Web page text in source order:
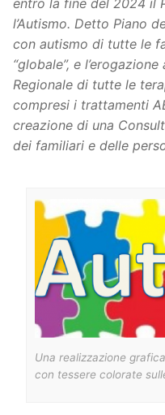
entro la fine del 2024 il
l’Autismo. Detto Piano
con autismo di tutte le
“globale”, e
Regionale di tutte le
compresi i trattamenti
creazione di una
dei familiari e delle
Una realizzazione
con tessere colorate